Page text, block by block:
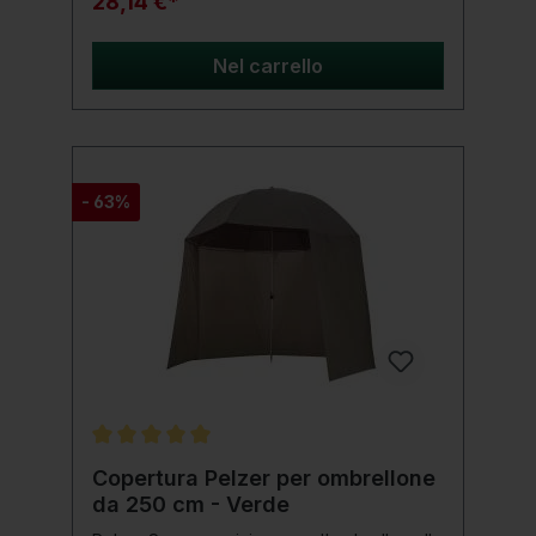
Grazie alla sua forma quadrata è il partner
perfetto per la vostra seduta e la protegge
in modo ottimale. Dettagli del prodotto:
Materiale: poliestere 190T pieghevole Peso:
da terra e borsa per il trasporto
Nel carrello
- 63%
Copertura Pelzer per ombrellone
da 250 cm - Verde